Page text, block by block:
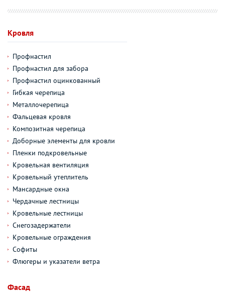
Кровля
Профнастил
Профнастил для забора
Профнастил оцинкованный
Гибкая черепица
Металлочерепица
Фальцевая кровля
Композитная черепица
Доборные элементы для кровли
Пленки подкровельные
Кровельная вентиляция
Кровельный утеплитель
Мансардные окна
Чердачные лестницы
Кровельные лестницы
Снегозадержатели
Кровельные ограждения
Софиты
Флюгеры и указатели ветра
Фасад